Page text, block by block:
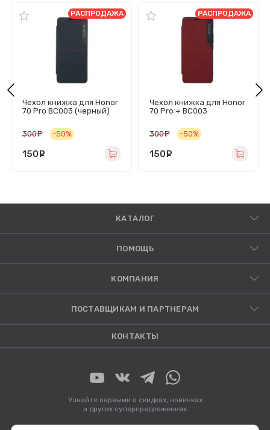
Чехол книжка для Honor
70 Pro BC003 (черный)
РАСПРОДАЖА
300 руб.
-50%
150
Чехол книжка для Honor
70 Pro + BC003
РАСПРОДАЖА
300 руб.
-50%
150
КАТАЛОГ
ПОМОЩЬ
КОМПАНИЯ
ПОСТАВЩИКАМ И ПАРТНЕРАМ
КОНТАКТЫ
Узнайте первыми о скидках, новинках
и других суперпредложениях